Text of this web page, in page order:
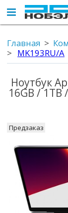
Главная
MK193RU/A
Ноутбук
16GB / 1TB
Предзаказ